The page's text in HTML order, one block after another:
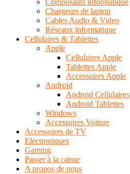
Composants informatique
Chargeurs de laptop
Cables Audio & Video
Réseaux informatique
Cellulaires & Tablettes
Apple
Cellulaires Apple
Tablettes Apple
Accessoires Apple
Android
Android Cellulaires
Android Tablettes
Windows
Accessoires Voiture
Accessoires de TV
Electroniques
Gaming
Passer à la caisse
A propos de nous